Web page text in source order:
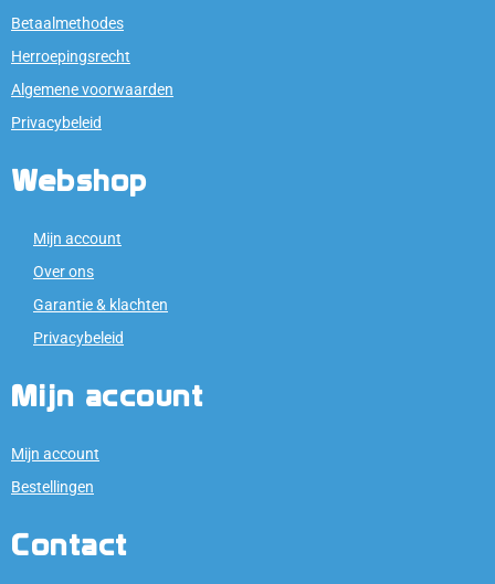
Betaalmethodes
Herroepingsrecht
Algemene voorwaarden
Privacybeleid
Webshop
Mijn account
Over ons
Garantie & klachten
Privacybeleid
Mijn account
Mijn account
Bestellingen
Contact